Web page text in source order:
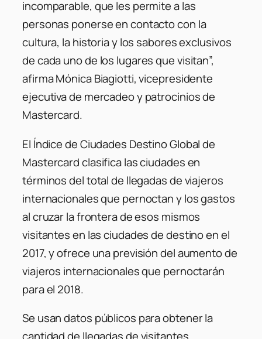
incomparable, que les permite a las
personas ponerse en contacto con la
cultura, la historia y los sabores exclusivos
de cada uno de los lugares que visitan”,
afirma Mónica Biagiotti, vicepresidente
ejecutiva de mercadeo y patrocinios de
Mastercard.
El Índice de Ciudades Destino Global de
Mastercard clasifica las ciudades en
términos del total de llegadas de viajeros
internacionales que pernoctan y los gastos
al cruzar la frontera de esos mismos
visitantes en las ciudades de destino en el
2017, y ofrece una previsión del aumento de
viajeros internacionales que pernoctarán
para el 2018.
Se usan datos públicos para obtener la